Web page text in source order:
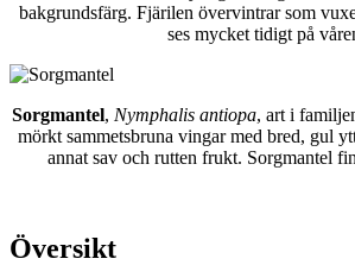
bakgrundsfärg. Fjärilen övervintrar som
ses mycket tidigt på
Sorgmantel, Nymphalis antiopa, art i
mörkt sammetsbruna vingar med bred, gul
annat sav och rutten frukt. Sorgmantel
Översikt